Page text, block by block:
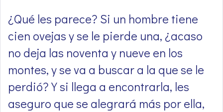
¿Qué les parece? Si un hombre tiene
cien ovejas y se le pierde una, ¿acaso
no deja las noventa y nueve en los
montes, y se va a buscar a la que se le
perdió? Y si llega a encontrarla, les
aseguro que se alegrará más por ella,